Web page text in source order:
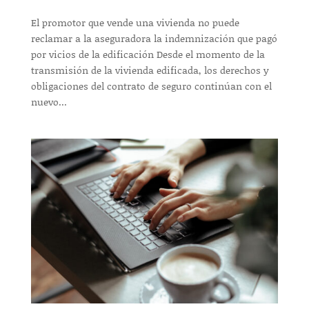
El promotor que vende una vivienda no puede
reclamar a la aseguradora la indemnización que pagó
por vicios de la edificación Desde el momento de la
transmisión de la vivienda edificada, los derechos y
obligaciones del contrato de seguro continúan con el
nuevo...